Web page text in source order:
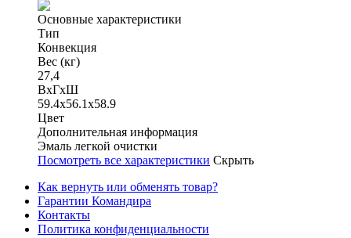
Основные характеристики
Тип
Конвекция
Вес (кг)
27,4
ВхГхШ
59.4х56.1х58.9
Цвет
Дополнительная информация
Эмаль легкой очистки
Посмотреть все характеристики Скрыть
Как вернуть или обменять товар?
Гарантии Командира
Контакты
Политика конфиденциальности